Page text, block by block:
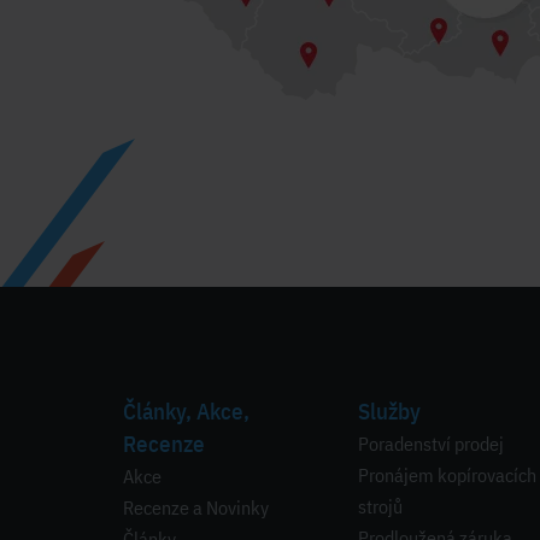
Články, Akce,
Recenze
Akce
Recenze a Novinky
Služby
Poradenství prodej
Pronájem kopírovacích
strojů